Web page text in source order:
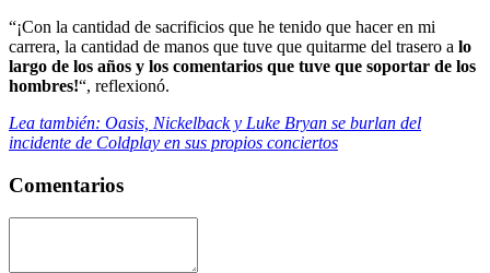
“¡Con la cantidad de sacrificios que he tenido que hacer en mi
carrera, la cantidad de manos que tuve que quitarme del trasero a lo
largo de los años y los comentarios que tuve que soportar de los
hombres!“, reflexionó.
Lea también: Oasis, Nickelback y Luke Bryan se burlan del
incidente de Coldplay en sus propios conciertos
Comentarios